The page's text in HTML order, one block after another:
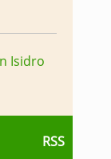
Isidro
RSS